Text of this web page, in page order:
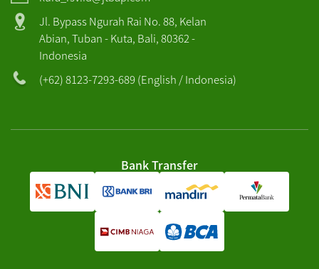
Jl. Bypass Ngurah Rai No. 88, Kelan
Abian, Tuban - Kuta, Bali, 80362 -
Indonesia
(+62) 8123-7293-689 (English / Indonesia)
Bank Transfer